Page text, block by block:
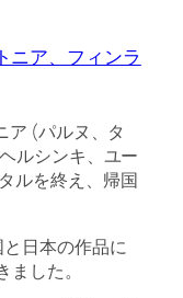
ニア、フィンラ
ア (パルヌ、タ
ルシンキ、ユー
ルを終え、帰国
と日本の作品に
した。